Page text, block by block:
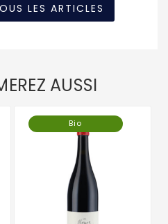
LES ARTICLES
AUSSI
Bio